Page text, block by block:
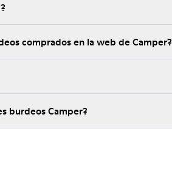
comprados en la web de Camper?
burdeos Camper?